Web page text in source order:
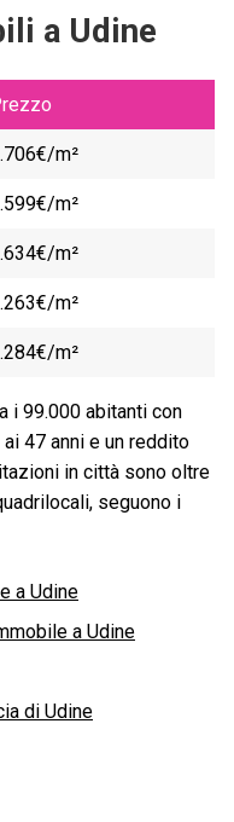
a Udine
m²
m²
m²
m²
m²
i 99.000 abitanti con
47 anni e un reddito
in città sono oltre
seguono i
a Udine
a Udine
di Udine